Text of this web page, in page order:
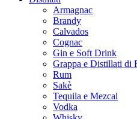
Armagnac
Brandy
Calvados
Cognac
Gin e Soft Drink
Grappa e Distillati di
Rum
Sakè
Tequila e Mezcal
Vodka